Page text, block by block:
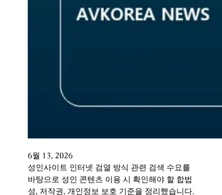
6월 13, 2026
성인사이트 인터넷 검열 방식 관련 검색 수요를
바탕으로 성인 콘텐츠 이용 시 확인해야 할 합법
성, 저작권, 개인정보 보호 기준을 정리했습니다.